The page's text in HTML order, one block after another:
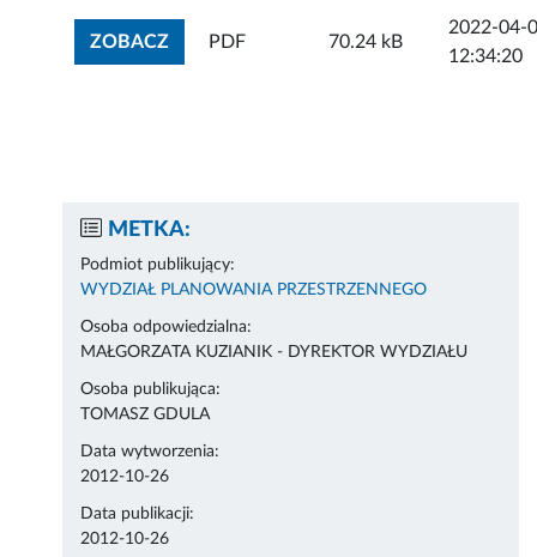
ZOBACZZOBACZ ZAŁĄCZNIK
PDF 70.24 kB
2022-04-
12:34:20
METKA:
Podmiot publikujący:
WYDZIAŁ PLANOWANIA PRZESTRZENNEGO
Osoba odpowiedzialna:
MAŁGORZATA KUZIANIK - DYREKTOR WYDZIAŁU
Osoba publikująca:
TOMASZ GDULA
Data wytworzenia:
2012-10-26
Data publikacji:
2012-10-26